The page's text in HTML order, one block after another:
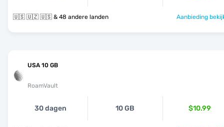
🇺🇸 🇺🇿 🇺🇸 & 48 andere landen Aanbieding
USA 10 GB
RoamVault
30 dagen 10 GB $10.99